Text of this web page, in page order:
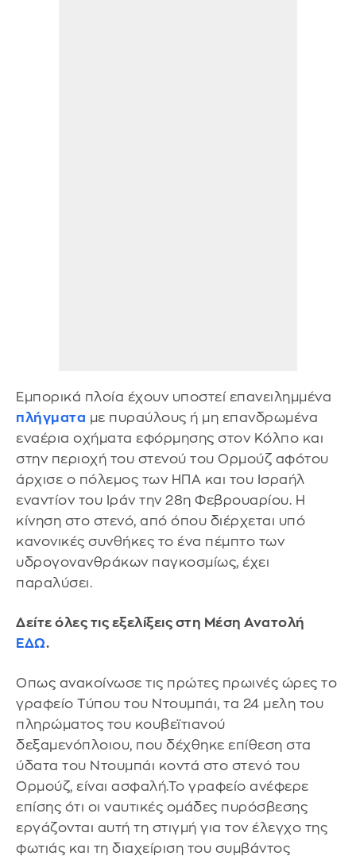
Εμπορικά πλοία έχουν υποστεί επανειλημμένα
πλήγματα με πυραύλους ή μη επανδρωμένα
εναέρια οχήματα εφόρμησης στον Κόλπο και
στην περιοχή του στενού του Ορμούζ αφότου
άρχισε ο πόλεμος των ΗΠΑ και του Ισραήλ
εναντίον του Ιράν την 28η Φεβρουαρίου. Η
κίνηση στο στενό, από όπου διέρχεται υπό
κανονικές συνθήκες το ένα πέμπτο των
υδρογονανθράκων παγκοσμίως, έχει
παραλύσει.
Δείτε όλες τις εξελίξεις στη Μέση Ανατολή
ΕΔΩ.
Οπως ανακοίνωσε τις πρώτες πρωινές ώρες το
γραφείο Τύπου του Ντουμπάι, τα 24 μελη του
πληρώματος του κουβεϊτιανού
δεξαμενόπλοιου, που δέχθηκε επίθεση στα
ύδατα του Ντουμπάι κοντά στο στενό του
Ορμούζ, είναι ασφαλή.Το γραφείο ανέφερε
επίσης ότι οι ναυτικές ομάδες πυρόσβεσης
εργάζονται αυτή τη στιγμή για τον έλεγχο της
φωτιάς και τη διαχείριση του συμβάντος